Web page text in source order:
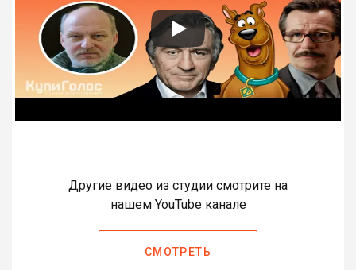
Другие видео из студии смотрите на
нашем YouTube канале
СМОТРЕТЬ